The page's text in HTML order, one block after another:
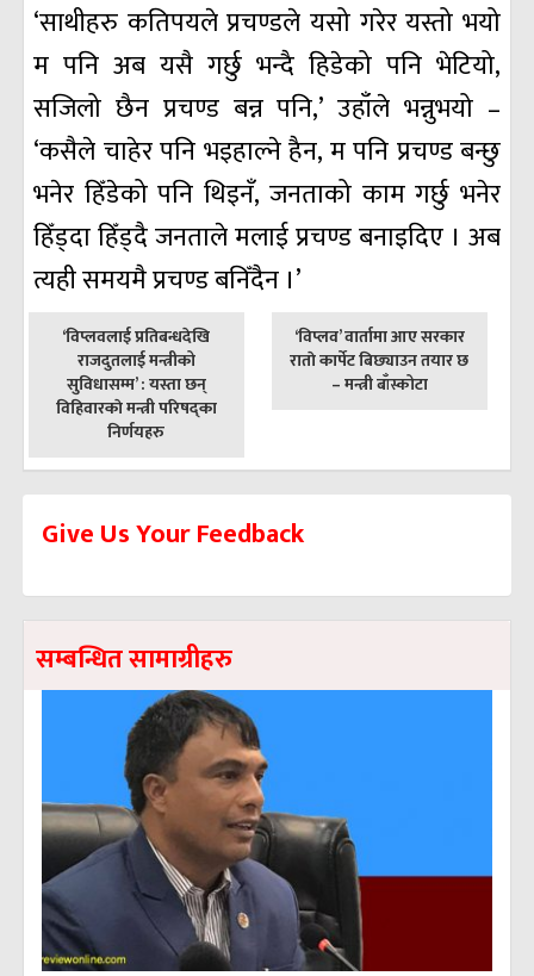
‘साथीहरु कतिपयले प्रचण्डले यसो गरेर यस्तो भयो
म पनि अब यसै गर्छु भन्दै हिडेको पनि भेटियो,
सजिलो छैन प्रचण्ड बन्न पनि,’ उहाँले भन्नुभयो –
‘कसैले चाहेर पनि भइहाल्ने हैन, म पनि प्रचण्ड बन्छु
भनेर हिँडेको पनि थिइनँ, जनताको काम गर्छु भनेर
हिँड्दा हिँड्दै जनताले मलाई प्रचण्ड बनाइदिए । अब
त्यही समयमै प्रचण्ड बनिँदैन ।’
पछिल्लाे
‘विप्लवलाई प्रतिबन्धदेखि
राजदुतलाई मन्त्रीको
सुविधासम्म’ : यस्ता छन्
विहिवारकाे मन्त्री परिषद्का
निर्णयहरु
अघिल्लाे
-
‘विप्लव’ वार्तामा आए सरकार
राताे कार्पेट बिछ्याउन तयार छ
– मन्त्री बाँस्कोटा
Give Us Your Feedback
सम्बन्धित सामाग्रीहरु